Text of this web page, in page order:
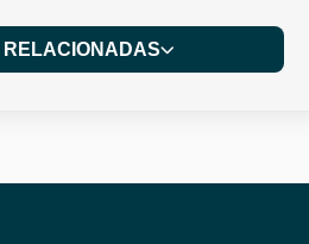
RELACIONADAS